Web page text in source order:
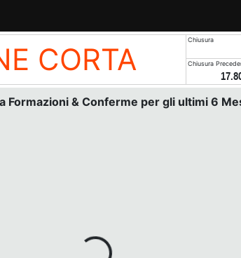
CORTA
Chiusura
Chiusura
Formazioni & Conferme per gli ultimi 6